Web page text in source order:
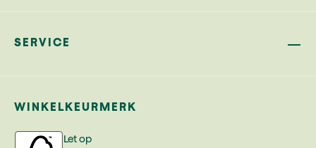
SERVICE
WINKELKEURMERK
Let op